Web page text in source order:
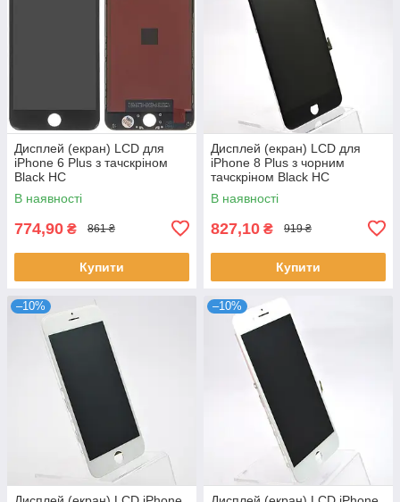
Дисплей (екран) LCD для
iPhone 6 Plus з тачскріном
Black HC
В наявності
774,90 ₴ 861 ₴
Купити
Дисплей (екран) LCD для
iPhone 8 Plus з чорним
тачскріном Black HC
В наявності
827,10 ₴ 919 ₴
Купити
–10% –10%